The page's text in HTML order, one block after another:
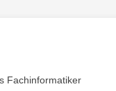
Fachinformatiker